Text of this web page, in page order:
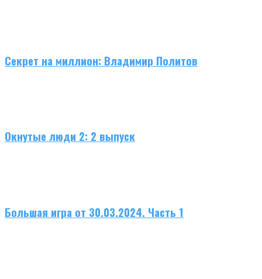
Секрет на миллион: Владимир Политов
Окнутые люди 2: 2 выпуск
Большая игра от 30.03.2024. Часть 1